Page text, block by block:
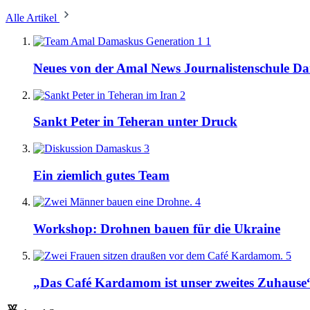
Alle Artikel
1
Neues von der Amal News Journalistenschule
2
Sankt Peter in Teheran unter Druck
3
Ein ziemlich gutes Team
4
Workshop: Drohnen bauen für die Ukraine
5
„Das Café Kardamom ist unser zweites